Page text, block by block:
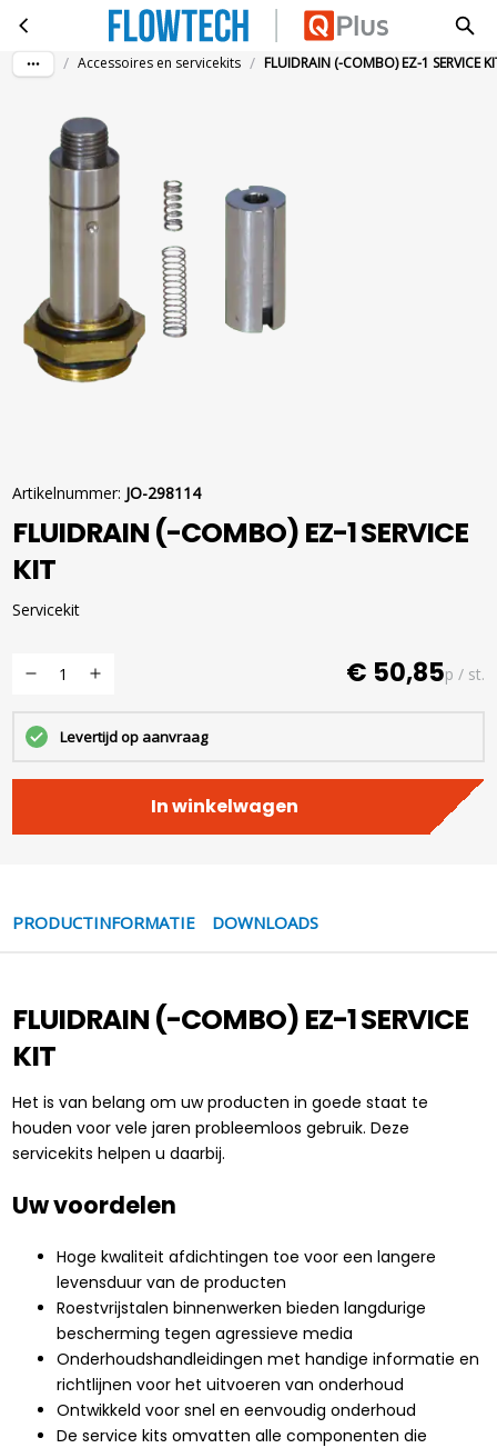
Ga naar hoofdinhoudFLUIDRAIN (-COMBO) EZ-1 SERVICE KIT
/ Accessoires en servicekits / FLUIDRAIN (-COMBO) EZ-1 SERVICE
Artikelnummer: JO-298114
FLUIDRAIN (-COMBO) EZ-1 SERVICE
KIT
Servicekit
€ 50,85p / st.
Levertijd op aanvraag
In winkelwagen
PRODUCTINFORMATIE DOWNLOADS
FLUIDRAIN (-COMBO) EZ-1 SERVICE
KIT
Het is van belang om uw producten in goede staat te
houden voor vele jaren probleemloos gebruik. Deze
servicekits helpen u daarbij.
Uw voordelen
Hoge kwaliteit afdichtingen toe voor een langere
levensduur van de producten
Roestvrijstalen binnenwerken bieden langdurige
bescherming tegen agressieve media
Onderhoudshandleidingen met handige informatie en
richtlijnen voor het uitvoeren van onderhoud
Ontwikkeld voor snel en eenvoudig onderhoud
De service kits omvatten alle componenten die